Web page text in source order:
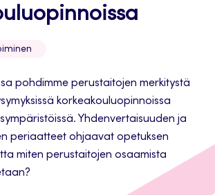
pohdimme perustaitojen merkitystä
korkeakouluopinnoissa
Yhdenvertaisuuden ja
periaatteet ohjaavat opetuksen
miten perustaitojen osaamista